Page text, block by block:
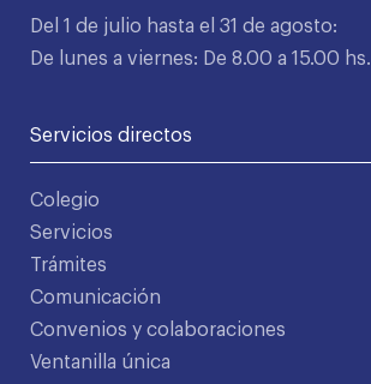
Del 1 de julio hasta el 31 de agosto:
De lunes a viernes: De 8.00 a 15.00 hs.
Servicios directos
Colegio
Servicios
Trámites
Comunicación
Convenios y colaboraciones
Ventanilla única